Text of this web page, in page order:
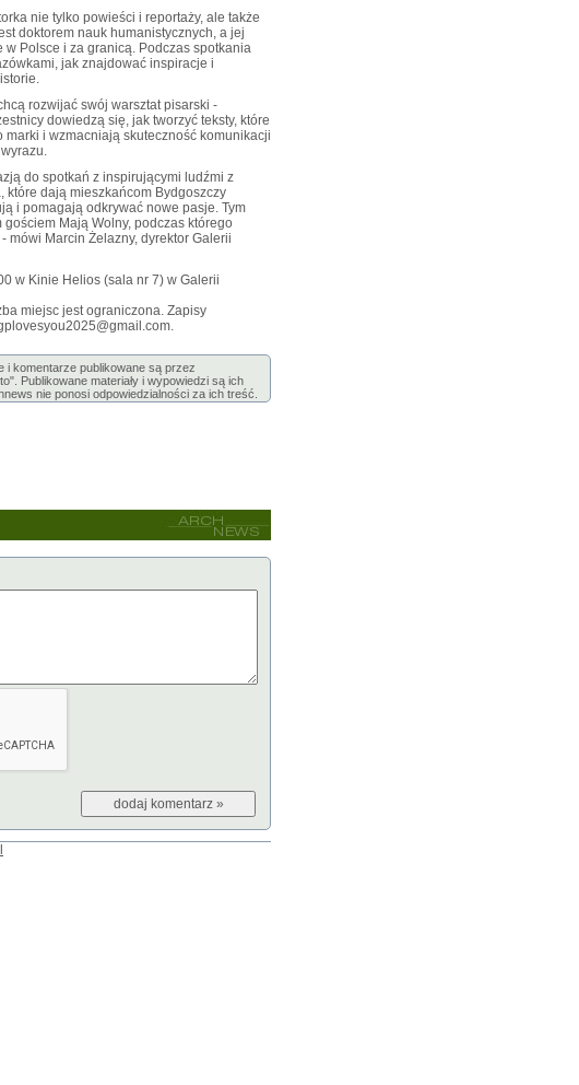
nie tylko powieści i reportaży, ale także
doktorem nauk humanistycznych, a jej
w Polsce i za granicą. Podczas spotkania
jak znajdować inspiracje i
rozwijać swój warsztat pisarski -
dowiedzą się, jak tworzyć teksty, które
i wzmacniają skuteczność komunikacji
do spotkań z inspirującymi ludźmi z
które dają mieszkańcom Bydgoszczy
i pomagają odkrywać nowe pasje. Tym
Mają Wolny, podczas którego
mówi Marcin Żelazny, dyrektor Galerii
w Kinie Helios (sala nr 7) w Galerii
miejsc jest ograniczona. Zapisy
i komentarze publikowane są przez
Publikowane materiały i wypowiedzi są ich
nie ponosi odpowiedzialności za ich treść.